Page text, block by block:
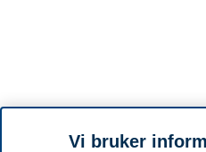
Vi bruker